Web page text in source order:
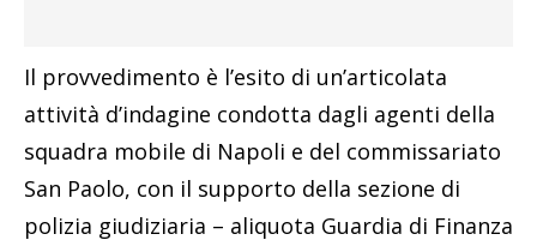
Il provvedimento è l’esito di un’articolata
attività d’indagine condotta dagli agenti della
squadra mobile di Napoli e del commissariato
San Paolo, con il supporto della sezione di
polizia giudiziaria – aliquota Guardia di Finanza